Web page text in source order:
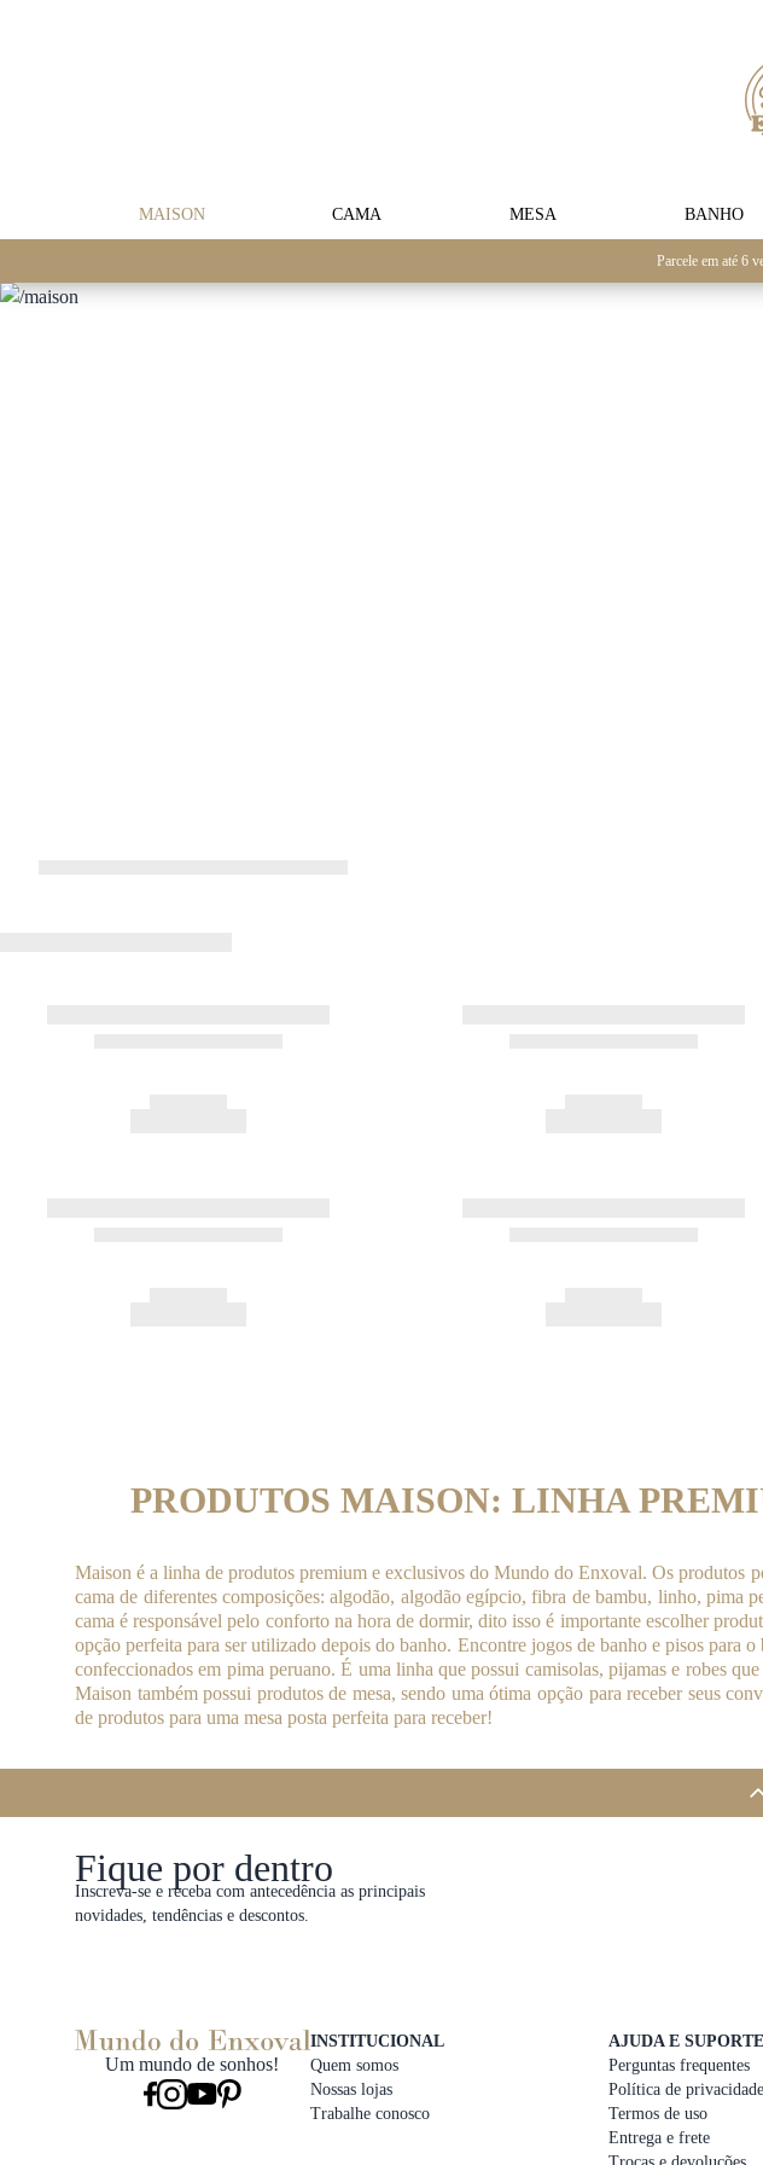
MAISON CAMA MESA BANHO
Parcele em até 6
PRODUTOS MAISON: LINHA
Maison é a linha de produtospremium e exclusivos do Mundo do Enxoval. Os produtos
cama de diferentes composições: algodão, algodão egípcio, fibra de bambu, linho, pima
cama é responsável pelo conforto na hora de dormir, dito isso é importante escolher
opção perfeita para ser utilizado depois do banho. Encontre jogos de banho e pisos para
confeccionados em pima peruano. É uma linha que possui camisolas, pijamas e robes
Maison também possui produtos de mesa, sendo uma ótima opção para receber seus
de produtos para uma mesa posta perfeita para receber!
Fique por dentro
Inscreva-se e receba com antecedência as principais
novidades, tendências e descontos.
Um mundo de sonhos!
INSTITUCIONAL
Quem somos
Nossas lojas
Trabalhe conosco
AJUDA E SUPORTE
Perguntas frequentes
Política de privacidade
Termos de uso
Entrega e frete